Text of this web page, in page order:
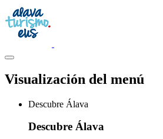
Visualización del menú
Descubre Álava
Descubre Álava